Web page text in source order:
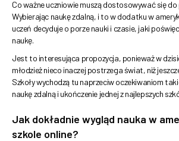
Co ważne uczniowie muszą dostosowywać się do
Wybierając naukę zdalną, i to w dodatku w
uczeń decyduje o porze nauki i czasie, jaki
naukę.
Jest to interesująca propozycja, ponieważ w
młodzież nieco inaczej postrzega świat, niż
Szkoły wychodzą tu naprzeciw oczekiwaniom
naukę zdalną i ukończenie jednej z najlepszych
Jak dokładnie wygląd nauka w
szkole online?